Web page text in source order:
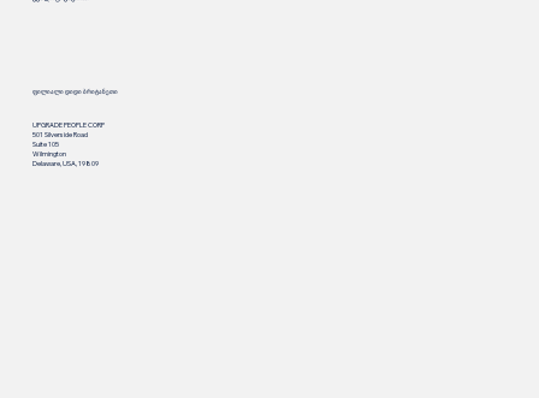
ფილიალი დიდი ბრიტანეთი
UPGRADE PEOPLE CORP
501 Silverside Road
Suite 105
Wilmington
Delaware, USA, 19809